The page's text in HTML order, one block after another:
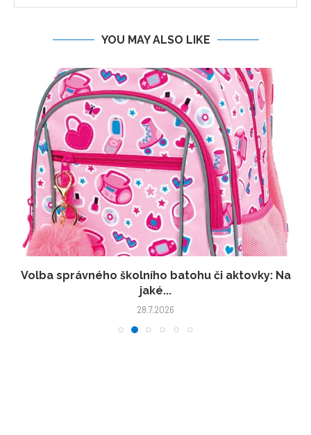
YOU MAY ALSO LIKE
Volba správného školního batohu či aktovky: Na
jaké...
28.7.2026